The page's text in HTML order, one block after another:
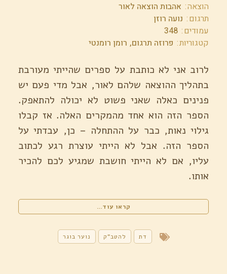
הוצאה אהבות הוצאה לאור
תרגום נועה רוזן
עמודים 348
קטגוריות פרוזה תרגום רומן רומנטי
לרוב אני לא כותבת על ספרים שהייתי מעורבת
בתהליך ההוצאה שלהם לאור, אבל מדי פעם יש
פנינים כאלה שאני פשוט לא יכולה להתאפק.
הספר הזה הוא אחד מהמקרים האלה. אז קבלו
גילוי נאות, כבר על ההתחלה – כן, עבדתי על
הספר הזה. אבל לא הייתי עוצרת רגע לכתוב
עליו, אם לא הייתי חושבת שמגיע לכם להכיר
אותו.
קראו עוד…
/
לורן"
דת להטב"ק נוער בוגר